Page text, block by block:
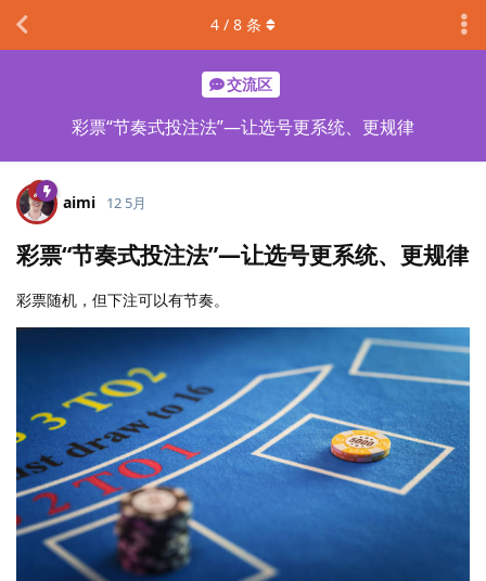
交流区
彩票“节奏式投注法”—让选号更系统、更规律
4 / 8 条
aimi 12 5月
彩票“节奏式投注法”—让选号更系统、更规律
彩票随机，但下注可以有节奏。